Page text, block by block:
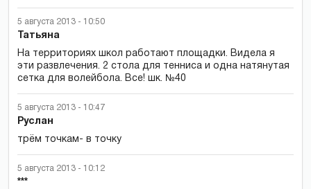
5 августа 2013 - 10:50
Татьяна
На территориях школ работают площадки. Видела я
эти развлечения. 2 стола для тенниса и одна натянутая
сетка для волейбола. Все! шк. №40
5 августа 2013 - 10:47
Руслан
трём точкам- в точку
5 августа 2013 - 10:12
***